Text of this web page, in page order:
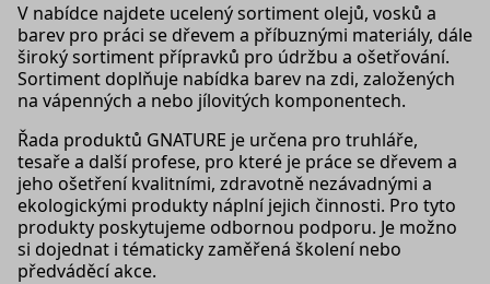
V nabídce najdete ucelený sortiment olejů, vosků a
barev pro práci se dřevem a příbuznými materiály, dále
široký sortiment přípravků pro údržbu a ošetřování.
Sortiment doplňuje nabídka barev na zdi, založených
na vápenných a nebo jílovitých komponentech.
Řada produktů GNATURE je určena pro truhláře,
tesaře a další profese, pro které je práce se dřevem a
jeho ošetření kvalitními, zdravotně nezávadnými a
ekologickými produkty náplní jejich činnosti. Pro tyto
produkty poskytujeme odbornou podporu. Je možno
si dojednat i tématicky zaměřená školení nebo
předváděcí akce.